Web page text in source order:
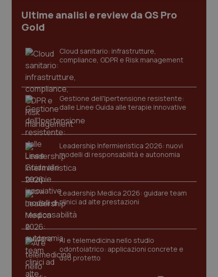
Ultime analisi e review da QS Pro
Gold
Cloud sanitario: infrastrutture,
compliance, GDPR e Risk management
Gestione dell'Ipertensione resistente:
dalle Linee Guida alle terapie innovative
Leadership Infermieristica 2026: nuovi
modelli di responsabilità e autonomia
Leadership Medica 2026: guidare team
clinici ad alte prestazioni
AI e telemedicina nello studio
odontoiatrico: applicazioni concrete e
uso protetto
CookieScriptConsent
CookieScript
tracking-enable
tracking-sites-ironfish-
session-id
www.quotidianosanita.it
_ga
Google LLC